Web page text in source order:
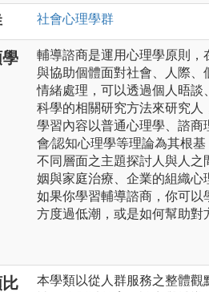
社會心理學群
輔導諮商是運用心理學原則
與協助個體面對社會、人際
情緒處理，可以透過個人晤
科學的相關研究方法來研究人
學習內容以普通心理學、諮商
會∕認知心理學等理論為其根
不同層面之主題探討人與人
姻與家庭治療、企業的組織心
如果你學習輔導諮商，你可
方度過低潮，或是如何幫助對
本學類以從人群服務之整體